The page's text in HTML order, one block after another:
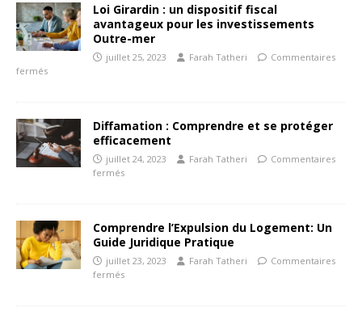
Loi Girardin : un dispositif fiscal
avantageux pour les investissements
Outre-mer
juillet 25, 2023 Farah Tatheri
Commentaires
fermés
Diffamation : Comprendre et se protéger
efficacement
juillet 24, 2023 Farah Tatheri
Commentaires
fermés
Comprendre l’Expulsion du Logement: Un
Guide Juridique Pratique
juillet 23, 2023 Farah Tatheri
Commentaires
fermés